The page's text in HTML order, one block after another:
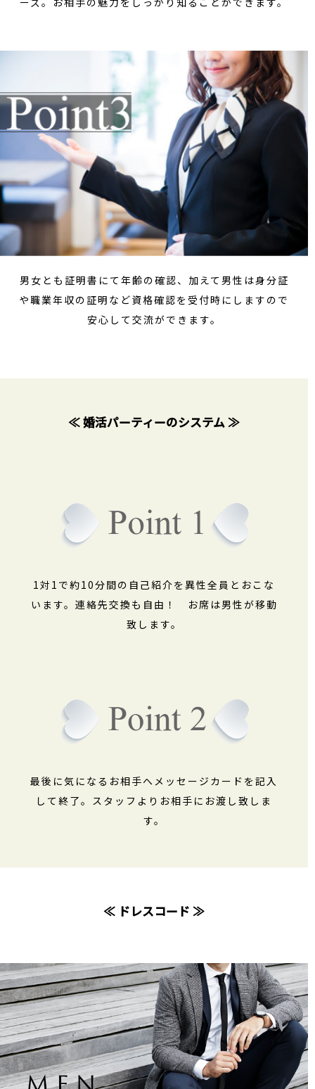
男女とも証明書にて年齢の確認、加えて男性は身分証
や職業年収の証明など資格確認を受付時にしますので
安心して交流ができます。
≪ 婚活パーティーのシステム ≫
1対1で約10分間の自己紹介を異性全員とおこな
います。連絡先交換も自由！ お席は男性が移動
致します。
最後に気になるお相手へメッセージカードを記入
して終了。スタッフよりお相手にお渡し致しま
す。
≪ ドレスコード ≫